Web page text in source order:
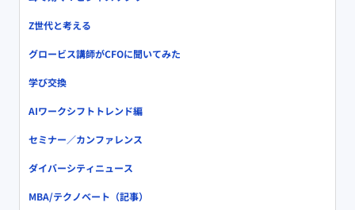
Z世代と考える
グロービス講師がCFOに聞いてみた
学び交換
AIワークシフトトレンド編
セミナー／カンファレンス
ダイバーシティニュース
MBA/テクノベート（記事）